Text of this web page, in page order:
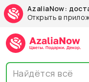
AzaliaNow:
Открыть в